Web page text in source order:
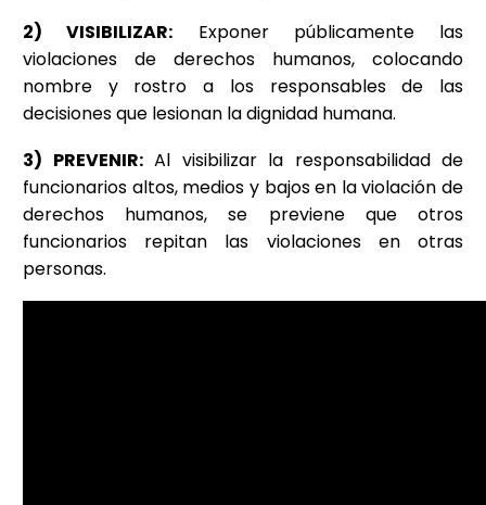
2) VISIBILIZAR: Exponer públicamente las
violaciones de derechos humanos, colocando
nombre y rostro a los responsables de las
decisiones que lesionan la dignidad humana.
3) PREVENIR:Al visibilizar la responsabilidad de
funcionarios altos, medios y bajos en la violación de
derechos humanos, se previene que otros
funcionarios repitan las violaciones en otras
personas.